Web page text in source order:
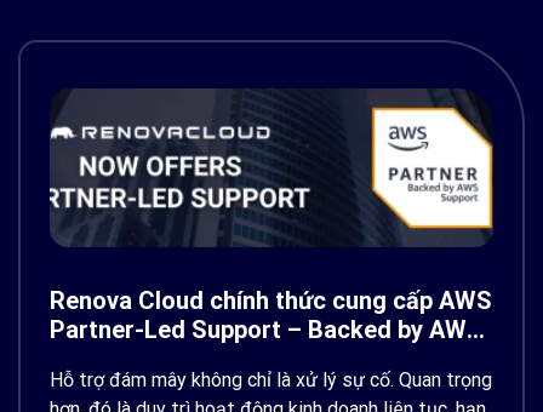
Renova Cloud chính thức cung cấp AWS
Partner-Led Support – Backed by AWS
Hỗ trợ đám mây không chỉ là xử lý sự cố. Quan trọng